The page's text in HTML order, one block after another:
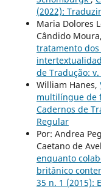
(2022):
Maria Dolores
Cândido
tratamento
de Tradução:
William Hanes,
multilíngue de
Cadernos de
Regular
Por: Andrea
Caetano de
enquanto
britânico
35 n. 1 (2015):